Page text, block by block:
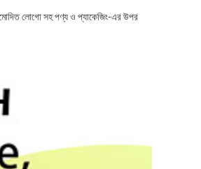
লোগো সহ পণ্য ও প্যাকেজিং-এর উপর